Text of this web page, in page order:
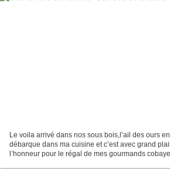
Le voila arrivé dans nos sous bois,l’ail des ours
débarque dans ma cuisine et c’est avec grand
l’honneur pour le régal de mes gourmands